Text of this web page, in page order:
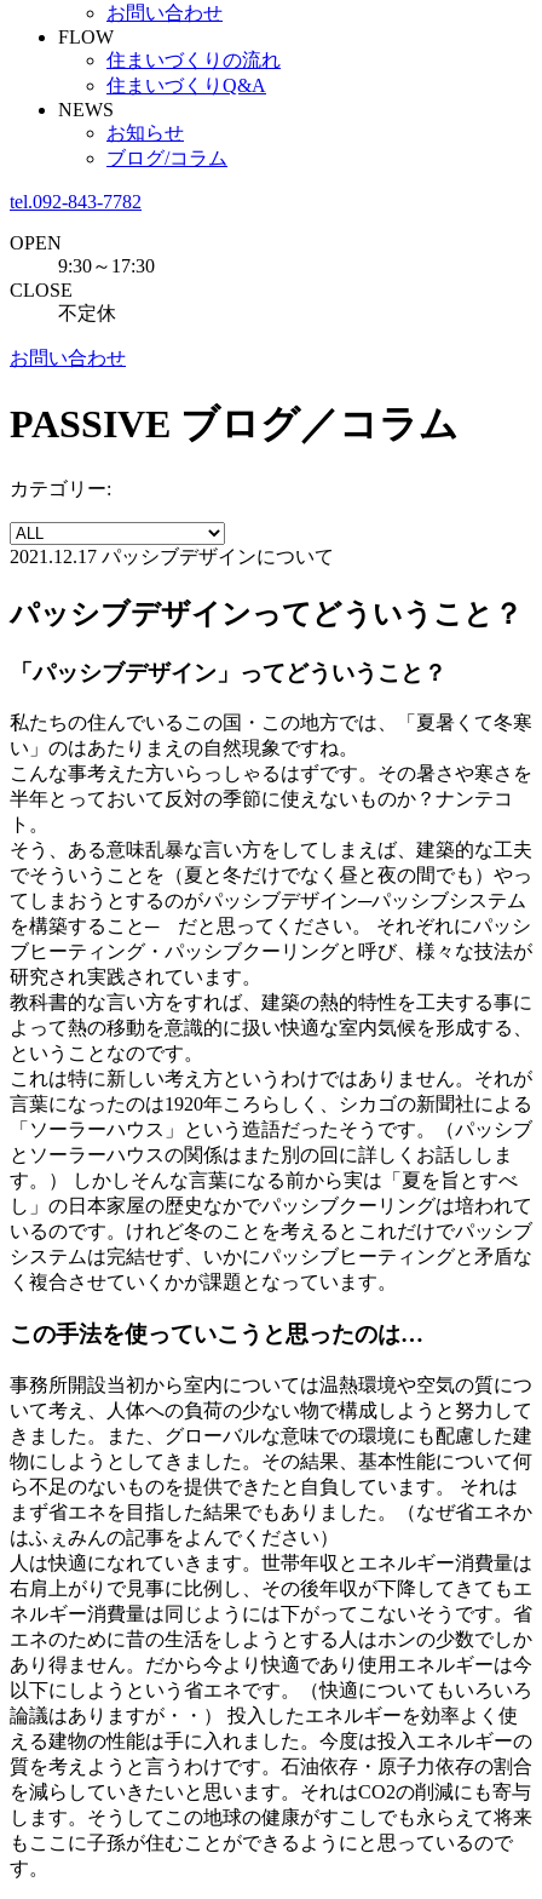
お問い合わせ
FLOW
住まいづくりの流れ
住まいづくりQ&A
NEWS
お知らせ
ブログ/コラム
tel.092-843-7782
OPEN
9:30～17:30
CLOSE
不定休
お問い合わせ
PASSIVE ブログ／コラム
カテゴリー:
2021.12.17 パッシブデザインについて
パッシブデザインってどういうこと？
「パッシブデザイン」ってどういうこと？
私たちの住んでいるこの国・この地方では、「夏暑くて冬寒
い」のはあたりまえの自然現象ですね。
こんな事考えた方いらっしゃるはずです。その暑さや寒さを
半年とっておいて反対の季節に使えないものか？ナンテコ
ト。
そう、ある意味乱暴な言い方をしてしまえば、建築的な工夫
でそういうことを（夏と冬だけでなく昼と夜の間でも）やっ
てしまおうとするのがパッシブデザイン─パッシブシステム
を構築すること─ だと思ってください。 それぞれにパッシ
ブヒーティング・パッシブクーリングと呼び、様々な技法が
研究され実践されています。
教科書的な言い方をすれば、建築の熱的特性を工夫する事に
よって熱の移動を意識的に扱い快適な室内気候を形成する、
ということなのです。
これは特に新しい考え方というわけではありません。それが
言葉になったのは1920年ころらしく、シカゴの新聞社による
「ソーラーハウス」という造語だったそうです。（パッシブ
とソーラーハウスの関係はまた別の回に詳しくお話ししま
す。） しかしそんな言葉になる前から実は「夏を旨とすべ
し」の日本家屋の歴史なかでパッシブクーリングは培われて
いるのです。けれど冬のことを考えるとこれだけでパッシブ
システムは完結せず、いかにパッシブヒーティングと矛盾な
く複合させていくかが課題となっています。
この手法を使っていこうと思ったのは…
事務所開設当初から室内については温熱環境や空気の質につ
いて考え、人体への負荷の少ない物で構成しようと努力して
きました。また、グローバルな意味での環境にも配慮した建
物にしようとしてきました。その結果、基本性能について何
ら不足のないものを提供できたと自負しています。 それは
まず省エネを目指した結果でもありました。（なぜ省エネか
はふぇみんの記事をよんでください）
人は快適になれていきます。世帯年収とエネルギー消費量は
右肩上がりで見事に比例し、その後年収が下降してきてもエ
ネルギー消費量は同じようには下がってこないそうです。省
エネのために昔の生活をしようとする人はホンの少数でしか
あり得ません。だから今より快適であり使用エネルギーは今
以下にしようという省エネです。（快適についてもいろいろ
論議はありますが・・） 投入したエネルギーを効率よく使
える建物の性能は手に入れました。今度は投入エネルギーの
質を考えようと言うわけです。石油依存・原子力依存の割合
を減らしていきたいと思います。それはCO2の削減にも寄与
します。そうしてこの地球の健康がすこしでも永らえて将来
もここに子孫が住むことができるようにと思っているので
す。